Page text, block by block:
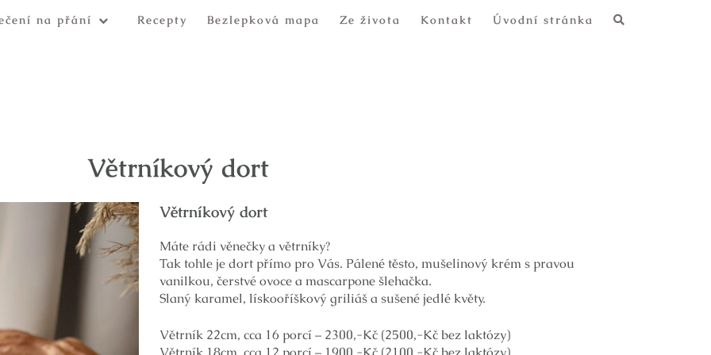
na přání Recepty Bezlepková mapa Ze života Kontakt Úvodní stránka
Větrníkový dort
Větrníkový dort
Máte rádi věnečky a větrníky?
Tak tohle je dort přímo pro Vás. Pálené těsto, mušelinový krém s pravou
vanilkou, čerstvé ovoce a mascarpone šlehačka.
Slaný karamel, lískooříškový griliáš a sušené jedlé květy.
Větrník 22cm, cca 16 porcí – 2300,-Kč (2500,-Kč bez laktózy)